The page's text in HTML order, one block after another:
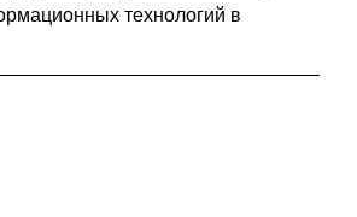
технологий в